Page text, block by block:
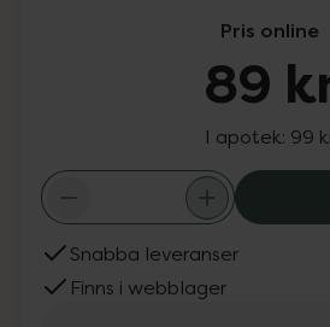
Pris online
89
I apotek: 99
Snabba leveranser
Finns i webblager